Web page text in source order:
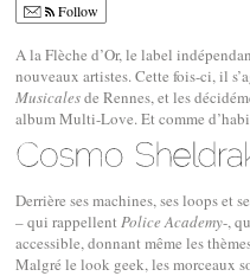
Follow
A la Flèche d’Or, le label
nouveaux artistes. Cette fois-ci, il
Musicalesde Rennes, et les
album Multi-Love. Et comme
Derrière ses machines, ses loops et
– qui rappellent Police Academy-,
accessible, donnant même les
Malgré le look geek, les morceaux